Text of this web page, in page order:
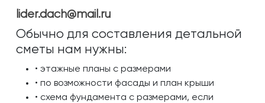
lider.dach@mail.ru
Обычно для составления детальной
сметы нам нужны:
• этажные планы с размерами
• по возможности фасады и план крыши
• схема фундамента с размерами, если